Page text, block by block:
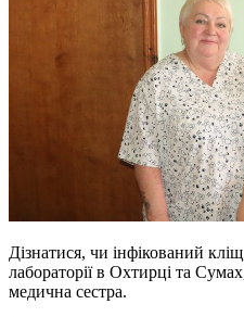
Дізнатися, чи інфікований
лабораторії в Охтирці та
медична сестра.